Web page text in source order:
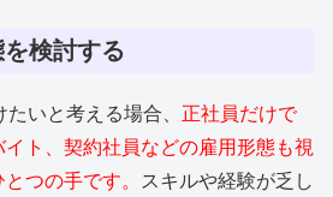
検討する
いと考える場合、
正社員だけで
ト、契約社員などの雇用形態も視
つの手です。 スキルや経験が乏し